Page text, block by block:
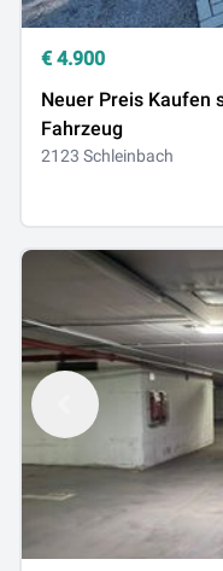
€ 4.900
Neuer Preis Kaufen
Fahrzeug
2123 Schleinbach